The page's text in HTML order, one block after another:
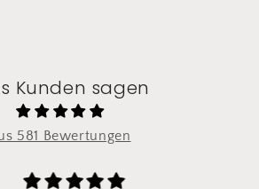
Kunden sagen
581 Bewertungen